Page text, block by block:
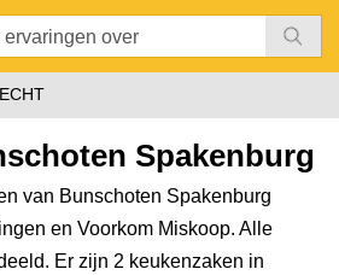
Spakenburg
van Bunschoten Spakenburg
en Voorkom Miskoop. Alle
Er zijn 2 keukenzaken in